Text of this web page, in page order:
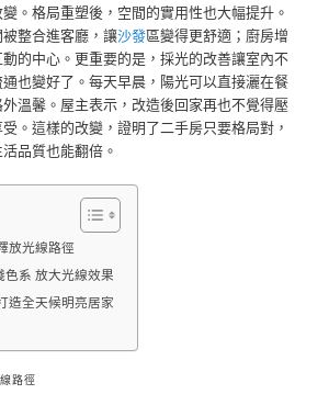
。格局重塑後，空間的實用性也大幅提升。
整合進客廳，讓沙發區變得更舒適；廚房增
的中心。更重要的是，採光的改善讓室內不
也變好了。每天早晨，陽光可以直接灑在餐
溫馨。屋主表示，改造後回家再也不覺得壓
。這樣的改變，證明了二手房只要格局對，
品質也能翻倍。
放光線路徑
系 放大光線效果
造全天候明亮居家
路徑